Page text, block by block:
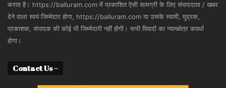
करता है। https://balluram.com में प्रकाशित ऐसी सामग्री के लिए संवाददाता / खबर
देने वाला स्वयं जिम्मेदार होगा, https://balluram.com या उसके स्वामी, मुद्रक,
प्रकाशक, संपादक की कोई भी जिम्मेदारी नहीं होगी। सभी विवादों का न्यायक्षेत्र कवर्धा
होगा।
Contact Us –